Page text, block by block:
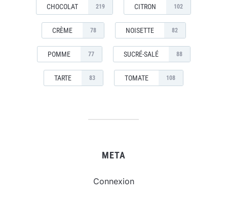
CHOCOLAT 219 CITRON 102
CRÈME 78 NOISETTE 82
POMME 77 SUCRÉ-SALÉ 88
TARTE 83 TOMATE 108
META
Connexion